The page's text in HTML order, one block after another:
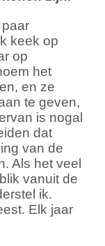
keek op
op
het
en ze
te geven,
is nogal
dat
van de
Als het veel
vanuit de
ik.
Elk jaar